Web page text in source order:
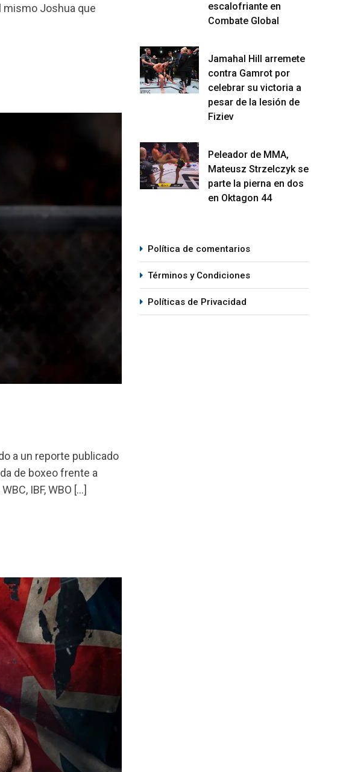
mismo Joshua que
a un reporte publicado
de boxeo frente a
IBF, WBO […]
escalofriante en
Combate Global
Jamahal Hill arremete
contra Gamrot por
celebrar su victoria a
pesar de la lesión de
Fiziev
Peleador de MMA,
Mateusz Strzelczyk se
parte la pierna en dos
en Oktagon 44
Política de comentarios
Términos y Condiciones
Políticas de Privacidad